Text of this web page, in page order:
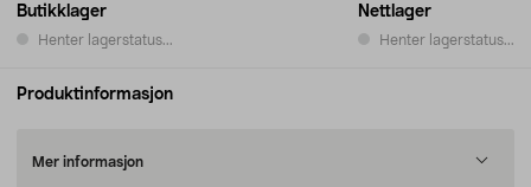
Butikklager
Henter lagerstatus...
Nettlager
Henter lagerstatus...
Produktinformasjon
Mer informasjon